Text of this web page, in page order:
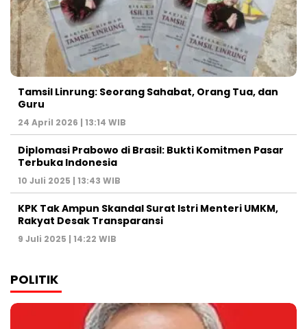
Tamsil Linrung: Seorang Sahabat, Orang Tua, dan
Guru
24 April 2026 | 13:14 WIB
Diplomasi Prabowo di Brasil: Bukti Komitmen Pasar
Terbuka Indonesia
10 Juli 2025 | 13:43 WIB
KPK Tak Ampun Skandal Surat Istri Menteri UMKM,
Rakyat Desak Transparansi
9 Juli 2025 | 14:22 WIB
POLITIK